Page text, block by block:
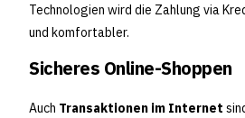
Technologien wird die Zahlung via
und komfortabler.
Sicheres Online-Shoppen
Auch Transaktionen im Internet